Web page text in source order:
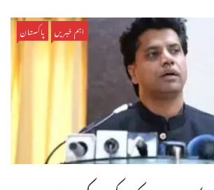
اہم خبریں پاکستان